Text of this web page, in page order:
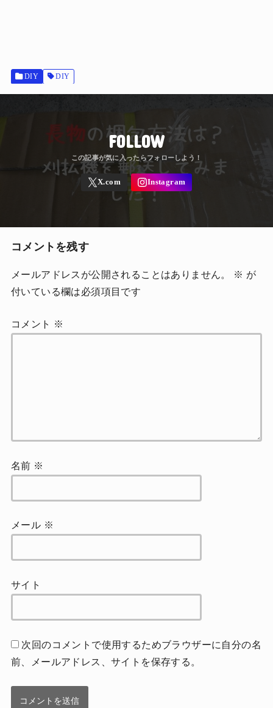
DIY DIY
FOLLOW
コメントを残す
メールアドレスが公開されることはありません。 ※ が
付いている欄は必須項目です
コメント ※
名前 ※
メール ※
サイト
次回のコメントで使用するためブラウザーに自分の名
前、メールアドレス、サイトを保存する。